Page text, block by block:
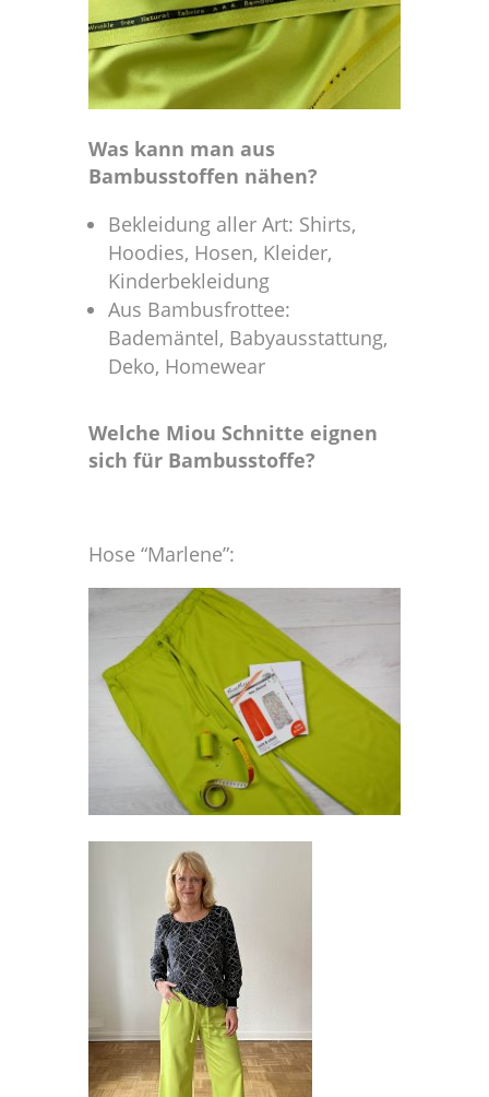
Was kann man aus
Bambusstoffen nähen?
Bekleidung aller Art: Shirts,
Hoodies, Hosen, Kleider,
Kinderbekleidung
Aus Bambusfrottee:
Bademäntel, Babyausstattung,
Deko, Homewear
Welche Miou Schnitte eignen
sich für Bambusstoffe?
Hose “Marlene”: